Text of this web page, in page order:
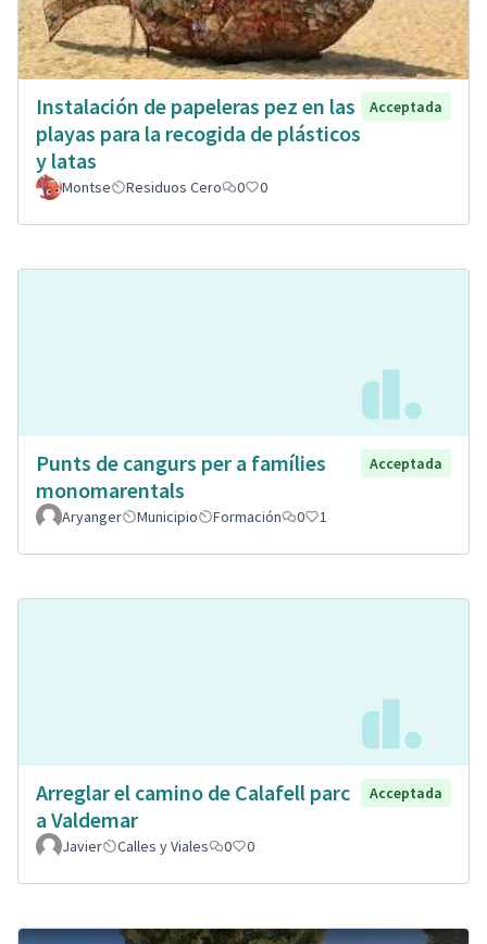
Instalación de papeleras pez en las
playas para la recogida de plásticos
y latas
Acceptada
Montse Residuos Cero 0 0
Punts de cangurs per a famílies
monomarentals
Acceptada
Aryanger Municipio Formación 0 1
Arreglar el camino de Calafell parc
a Valdemar
Acceptada
Javier Calles y Viales 0 0